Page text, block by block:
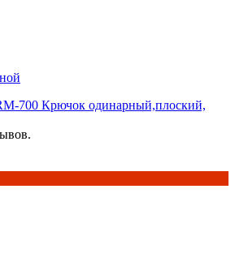
700 Крючок одинарный,плоский,